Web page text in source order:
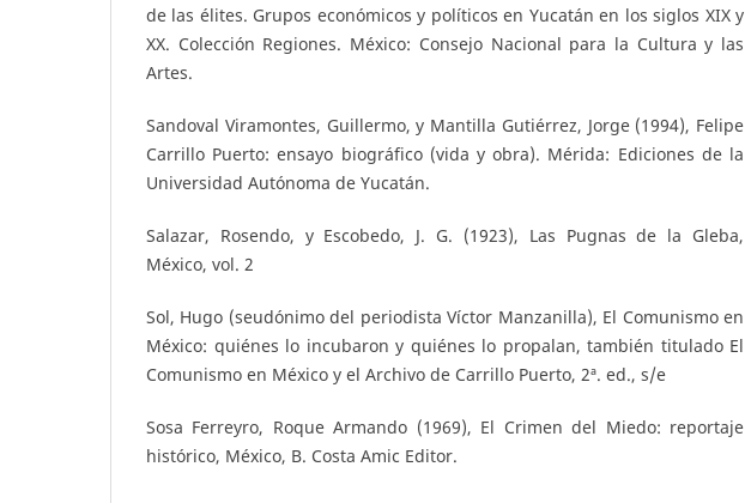
de las élites. Grupos económicos y políticos en Yucatán en los siglos XIX y
XX. Colección Regiones. México: Consejo Nacional para la Cultura y las
Artes.
Sandoval Viramontes, Guillermo, y Mantilla Gutiérrez, Jorge (1994), Felipe
Carrillo Puerto: ensayo biográfico (vida y obra). Mérida: Ediciones de la
Universidad Autónoma de Yucatán.
Salazar, Rosendo, y Escobedo, J. G. (1923), Las Pugnas de la Gleba,
México, vol. 2
Sol, Hugo (seudónimo del periodista Víctor Manzanilla), El Comunismo en
México: quiénes lo incubaron y quiénes lo propalan, también titulado El
Comunismo en México y el Archivo de Carrillo Puerto, 2ª. ed., s/e
Sosa Ferreyro, Roque Armando (1969), El Crimen del Miedo: reportaje
histórico, México, B. Costa Amic Editor.